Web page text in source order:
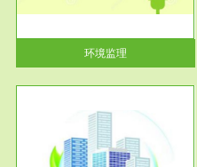
环境监理
治“十二五”规划》有机废气净化
率达...
服务范围